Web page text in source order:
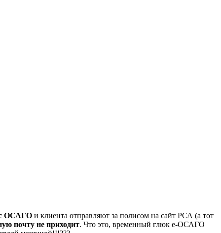
ОСАГО и клиента отправляют за полисом на сайт РСА (а тот
почту не приходит. Что это, временный глюк е-ОСАГО